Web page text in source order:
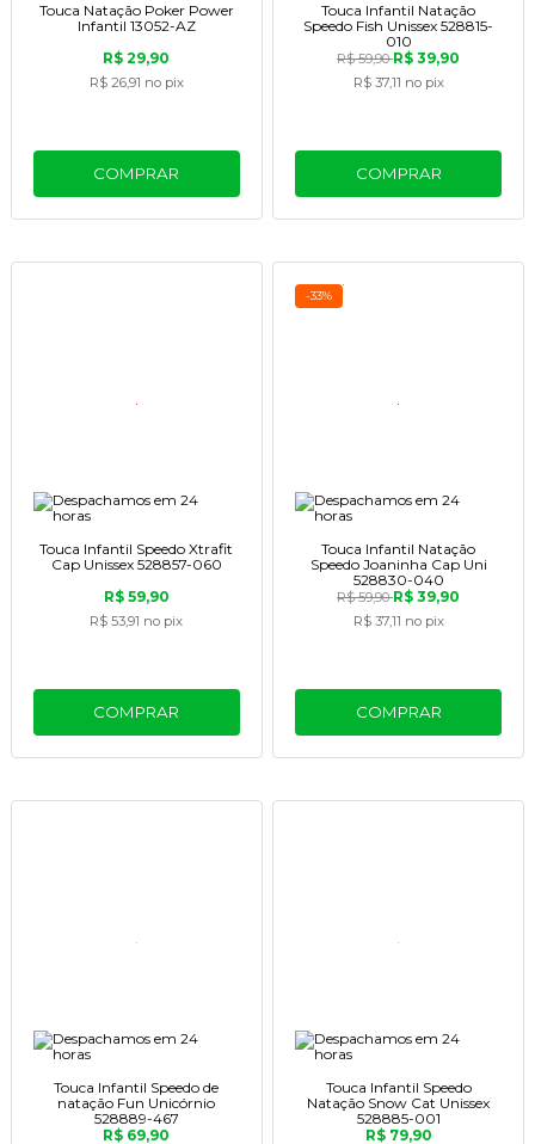
Touca Natação Poker Power
Infantil 13052-AZ
R$ 29,90
R$ 26,91 no pix
COMPRAR
Touca Infantil Natação
Speedo Fish Unissex 528815-
010
R$ 59,90R$ 39,90
R$ 37,11 no pix
COMPRAR
Touca Infantil Speedo Xtrafit
Cap Unissex 528857-060
R$ 59,90
R$ 53,91 no pix
COMPRAR
-33%
Touca Infantil Natação
Speedo Joaninha Cap Uni
528830-040
R$ 59,90R$ 39,90
R$ 37,11 no pix
COMPRAR
Touca Infantil Speedo de
natação Fun Unicórnio
528889-467
R$ 69,90
Touca Infantil Speedo
Natação Snow Cat Unissex
528885-001
R$ 79,90